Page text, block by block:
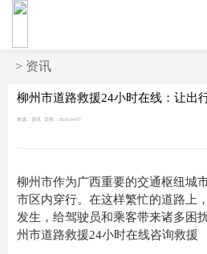
> 资讯
柳州市道路救援24小时在线：让出
来源：资讯 日期：2024-04-07
柳州市作为广西重要的交通枢纽城
市区内穿行。在这样繁忙的道路上
发生，给驾驶员和乘客带来诸多困
州市道路救援24小时在线咨询救援